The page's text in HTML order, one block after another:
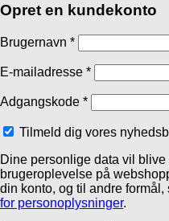
Opret en kundekonto
Brugernavn *
E-mailadresse *
Adgangskode *
Tilmeld dig vores
Dine personlige data vil
brugeroplevelse på
din konto, og til andre
for personoplysninger.